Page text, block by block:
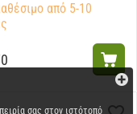
από 5-10
σας στον ιστότοπό